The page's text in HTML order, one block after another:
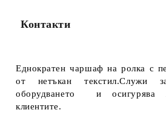
Контакти
Еднократен чаршаф на ролка с
от нетъкан текстил.Служи
оборудването и осигурява
клиентите.